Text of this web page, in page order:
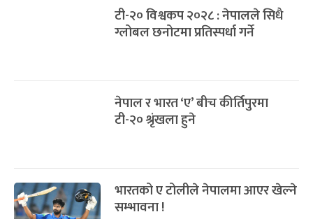
टी-२० विश्वकप २०२८ : नेपालले सिधै
ग्लोबल छनोटमा प्रतिस्पर्धा गर्ने
नेपाल र भारत ‘ए’ बीच कीर्तिपुरमा
टी-२० श्रृंखला हुने
भारतको ए टोलीले नेपालमा आएर खेल्ने
सम्भावना !